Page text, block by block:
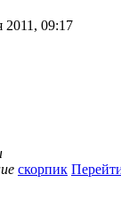
2011, 09:17
скорпик